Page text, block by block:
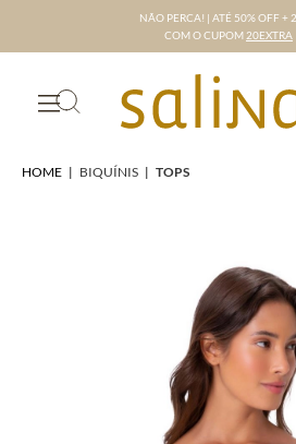
NÃO PERCA! | ATÉ 50% OFF +
COM O CUPOM 20EXTRA
HOME | BIQUÍNIS | TOPS